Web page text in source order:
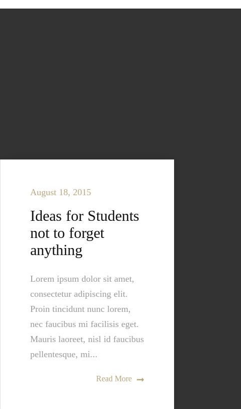
August 18, 2015
Ideas for Students
not to forget
anything
Lorem ipsum dolor sit amet,
consectetur adipiscing elit.
Proin tincidunt nunc lorem,
nec faucibus mi facilisis eget.
Mauris laoreet, nisl id faucibus
pellentesque, mi...
Read More